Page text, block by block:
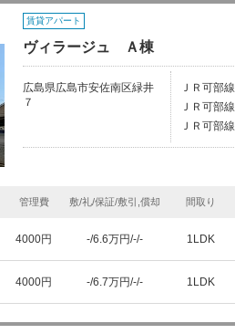
賃貸アパート
ヴィラージュ Ａ棟
広島県広島市安佐南区緑井
７
ＪＲ可部
ＪＲ可部
ＪＲ可部
管理費 敷/礼/保証/敷引,償却 間取り
4000円 -/6.6万円/-/- 1LDK
4000円 -/6.7万円/-/- 1LDK